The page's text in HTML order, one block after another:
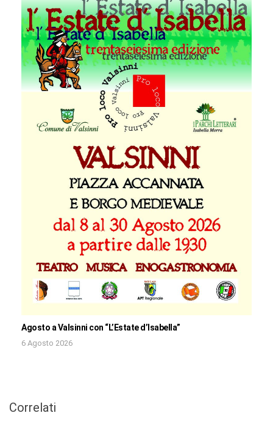
Agosto a Valsinni con “L’Estate d’Isabella”
6 Agosto 2026
Correlati